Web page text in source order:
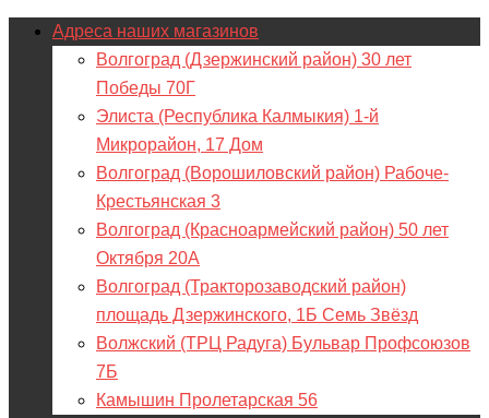
Адреса наших магазинов
Волгоград (Дзержинский район) 30 лет
Победы 70Г
Элиста (Республика Калмыкия) 1-й
Микрорайон, 17 Дом
Волгоград (Ворошиловский район) Рабоче-
Крестьянская 3
Волгоград (Красноармейский район) 50 лет
Октября 20А
Волгоград (Тракторозаводский район)
площадь Дзержинского, 1Б Семь Звёзд
Волжский (ТРЦ Радуга) Бульвар Профсоюзов
7Б
Камышин Пролетарская 56